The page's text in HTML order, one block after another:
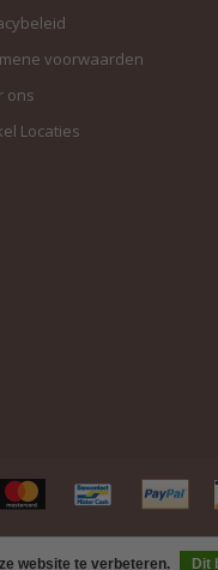
website te verbeteren. Dit
voorwaarden
ons
Locaties